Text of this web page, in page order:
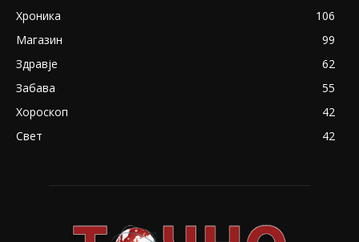
Хроника
106
Магазин
99
Здравје
62
Забава
55
Хороскоп
42
Свет
42